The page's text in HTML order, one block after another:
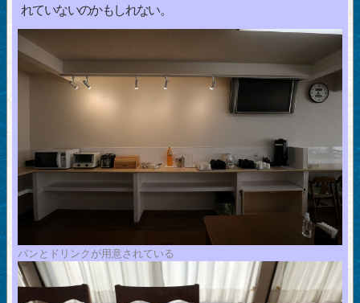
れていないのかもしれない。
パンとドリンクが用意されている